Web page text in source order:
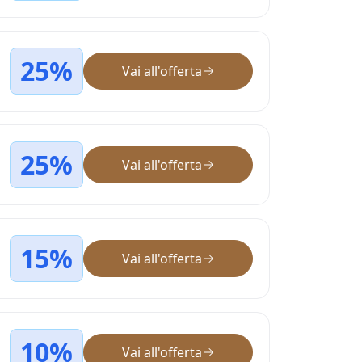
25% Vai all'offerta
25% Vai all'offerta
15% Vai all'offerta
10% Vai all'offerta